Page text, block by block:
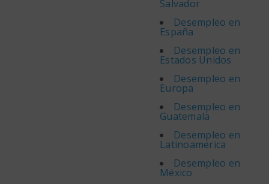
Salvador
Desempleo en
España
Desempleo en
Estados Unidos
Desempleo en
Europa
Desempleo en
Guatemala
Desempleo en
Latinoamerica
Desempleo en
México